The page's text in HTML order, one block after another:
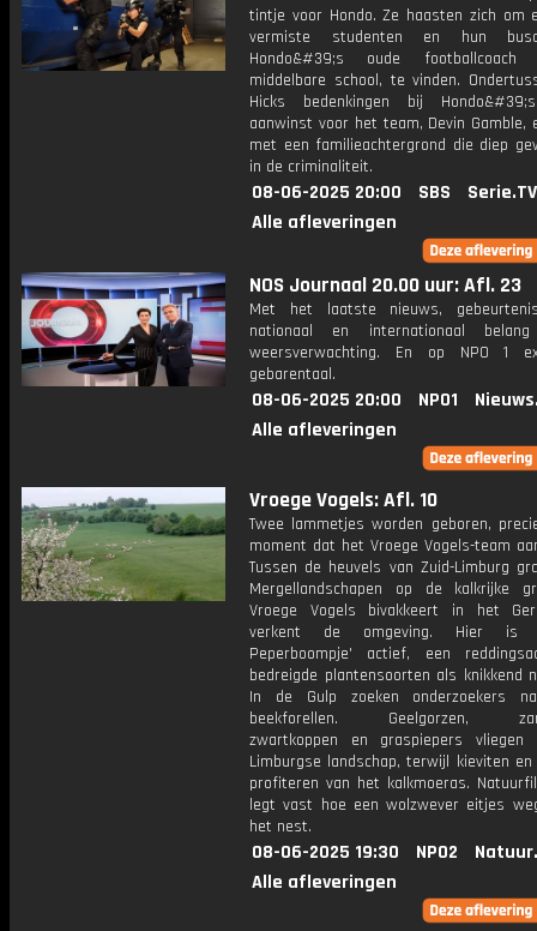
tintje voor Hondo. Ze haasten zich om
vermiste studenten en hun
Hondo&#39;s oude
middelbare school, te vinden.
Hicks bedenkingen bij
aanwinst voor het team, Devin Gamble,
met een familieachtergrond die diep
in de criminaliteit.
08-06-2025 20:00 SBS
Serie.TV
Alle afleveringen
NOS Journaal 20.00 uur: Afl. 23
Met het laatste nieuws,
nationaal en internationaal
weersverwachting. En op NPO 1
gebarentaal.
08-06-2025 20:00 NPO1
Alle afleveringen
Vroege Vogels: Afl. 10
Twee lammetjes worden geboren,
moment dat het Vroege Vogels-team
Tussen de heuvels van Zuid-Limburg
Mergellandschapen op de kalkrijke
Vroege Vogels bivakkeert in het
verkent de omgeving. Hier is
Peperboompje' actief, een
bedreigde plantensoorten als knikkend
In de Gulp zoeken onderzoekers
beekforellen. Geelgorzen,
zwartkoppen en graspiepers
Limburgse landschap, terwijl kieviten
profiteren van het kalkmoeras.
legt vast hoe een wolzwever eitjes
het nest.
08-06-2025 19:30 NPO2
Alle afleveringen